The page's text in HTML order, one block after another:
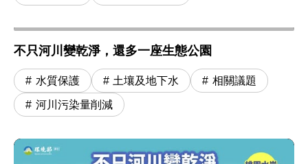
不只河川變乾淨，還多一座生態公園
水質保護 土壤及地下水 相關議題
河川污染量削減